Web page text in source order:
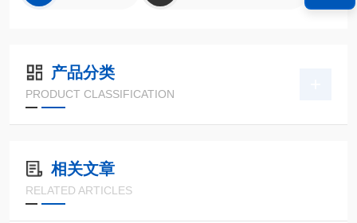
产品分类
PRODUCT CLASSIFICATION
相关文章
RELATED ARTICLES